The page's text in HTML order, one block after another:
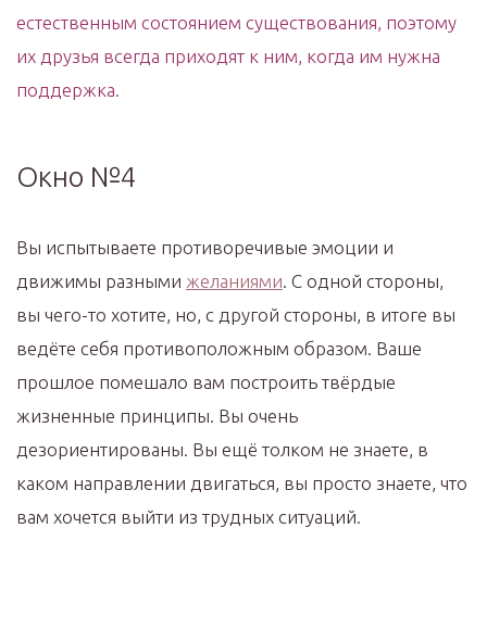
естественным состоянием существования, поэтому
их друзья всегда приходят к ним, когда им нужна
поддержка.
Окно №4
Вы испытываете противоречивые эмоции и
движимы разными желаниями . С одной стороны,
вы чего-то хотите, но, с другой стороны, в итоге вы
ведёте себя противоположным образом. Ваше
прошлое помешало вам построить твёрдые
жизненные принципы. Вы очень
дезориентированы. Вы ещё толком не знаете, в
каком направлении двигаться, вы просто знаете, что
вам хочется выйти из трудных ситуаций.